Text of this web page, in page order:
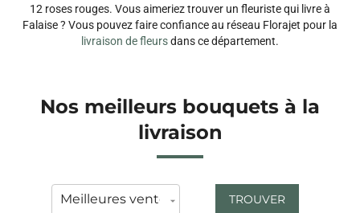
12 roses rouges. Vous aimeriez trouver un fleuriste qui livre à
Falaise ? Vous pouvez faire confiance au réseau Florajet pour la
livraison de fleursdans ce département.
Nos meilleurs bouquets à la
livraison
TROUVER